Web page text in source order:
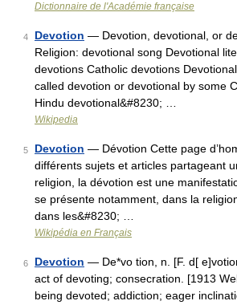
Dictionnaire de l'Académie française
4 Devotion — Devotion, devotional, or
Religion: devotional song Devotional
devotions Catholic devotions
called devotion or devotional by some
Hindu devotional&#8230; …
Wikipedia
5 Devotion — Dévotion Cette page
différents sujets et articles partageant
religion, la dévotion est une
se présente notamment, dans la
dans les&#8230; …
Wikipédia en Français
6 Devotion — De*vo tion, n. [F. d[
act of devoting; consecration. [1913
being devoted; addiction; eager